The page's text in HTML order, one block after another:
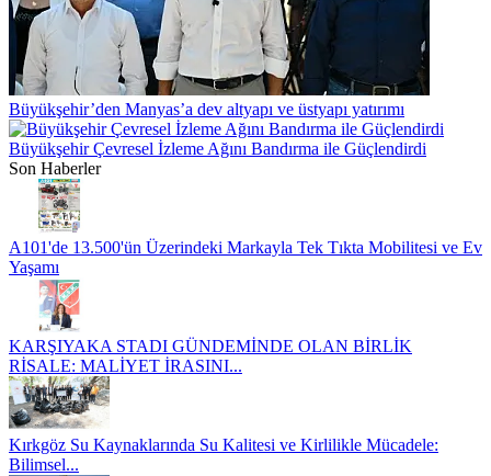
Büyükşehir’den Manyas’a dev altyapı ve üstyapı yatırımı
Büyükşehir Çevresel İzleme Ağını Bandırma ile Güçlendirdi
Son Haberler
A101'de 13.500'ün Üzerindeki Markayla Tek Tıkta Mobilitesi ve Ev
Yaşamı
KARŞIYAKA STADI GÜNDEMİNDE OLAN BİRLİK
RİSALE: MALİYET İRASINI...
Kırkgöz Su Kaynaklarında Su Kalitesi ve Kirlilikle Mücadele:
Bilimsel...